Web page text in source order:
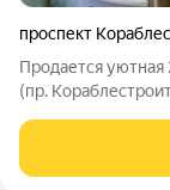
проспект
Продается уютная
(пр.
среднем этаже
Этаж: 4 из 9 золотая